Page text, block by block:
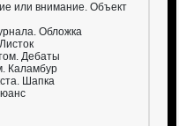
или внимание. Объект
Обложка
Дебаты
Каламбур
Шапка